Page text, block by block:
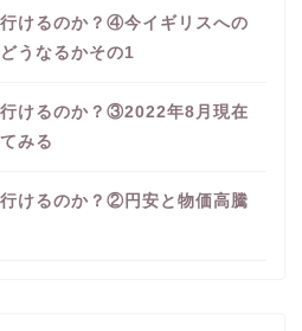
けるのか？④今イギリスへの
うなるかその1
けるのか？③2022年8月現在
みる
けるのか？②円安と物価高騰